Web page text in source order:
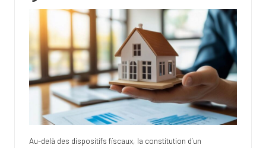
Au-delà des dispositifs fiscaux, la constitution d’un